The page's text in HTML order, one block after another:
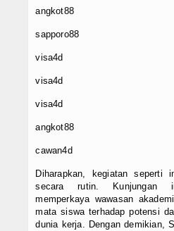
angkot88
sapporo88
visa4d
visa4d
visa4d
angkot88
cawan4d
Diharapkan, kegiatan seperti
secara rutin. Kunjungan
memperkaya wawasan
mata siswa terhadap potensi
dunia kerja. Dengan demikian,